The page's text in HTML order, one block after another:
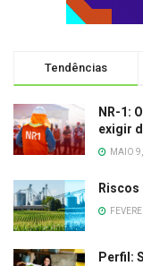
Tendências
NR-1:
exigir
MAIO
Perfil: